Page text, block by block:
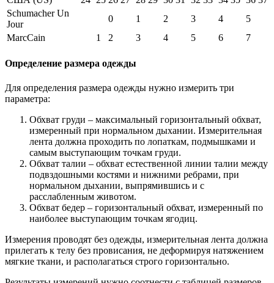
Schumacher Un
Jour
0 1 2 3 4
5
MarcCain
1 2 3 4 5 6 7
Определение размера одежды
Для определения размера одежды нужно измерить три
параметра:
Обхват груди – максимальный горизонтальный обхват,
измеренный при нормальном дыхании. Измерительная
лента должна проходить по лопаткам, подмышками и
самым выступающим точкам груди.
Обхват талии – обхват естественной линии талии между
подвздошными костями и нижними ребрами, при
нормальном дыхании, выпрямившись и с
расслабленным животом.
Обхват бедер – горизонтальный обхват, измеренный по
наиболее выступающим точкам ягодиц.
Измерения проводят без одежды, измерительная лента должна
прилегать к телу без провисания, не деформируя натяжением
мягкие ткани, и располагаться строго горизонтально.